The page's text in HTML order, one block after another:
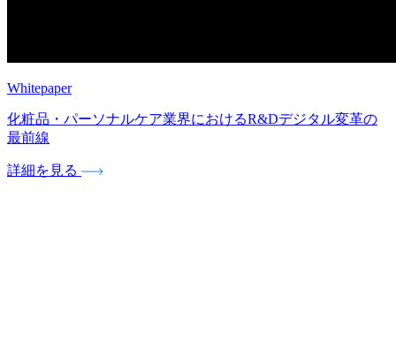
Whitepaper
化粧品・パーソナルケア業界におけるR&Dデジタル変革の
最前線
詳細を見る